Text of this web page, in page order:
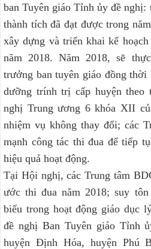
ban Tuyên giáo Tỉnh ủy đề nghị:
thành tích đã đạt được trong
xây dựng và triển khai kế
năm 2018. Năm 2018, sẽ
trưởng ban tuyên giáo đồng
dưỡng trính trị cấp huyện theo
nghị Trung ương 6 khóa XII
nhiệm vụ không thay đổi; các
mạnh công tác thi đua để tiếp
hiệu quả hoạt động.
Tại Hội nghị, các Trung tâm
ước thi đua năm 2018; suy
biểu trong hoạt động giáo dục
đề nghị Ban Tuyên giáo Tỉnh
huyện Định Hóa, huyện Phú